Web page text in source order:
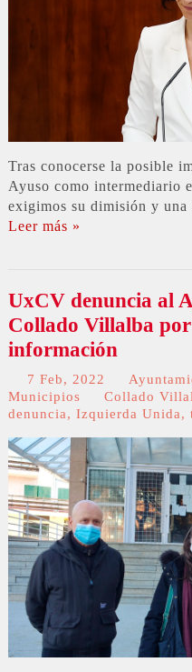
Tras conocerse la posible
Ayuso como intermediario
exigimos su dimisión y una
Leer más »
UxCV denuncia al
Collado Villalba
información
7 Feb, 2022
Municipios
Collado
denuncia, Izquierda Unida,